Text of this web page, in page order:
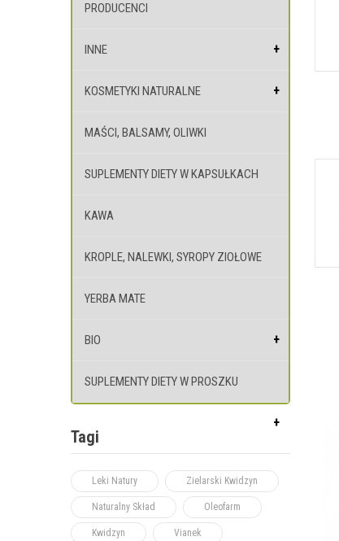
PRODUCENCI
INNE
KOSMETYKI NATURALNE
MAŚCI, BALSAMY, OLIWKI
SUPLEMENTY DIETY W KAPSUŁKACH
KAWA
KROPLE, NALEWKI, SYROPY ZIOŁOWE
YERBA MATE
BIO
SUPLEMENTY DIETY W PROSZKU
Tagi
Leki Natury Zielarski Kwidzyn
Naturalny Skład Oleofarm
Kwidzyn Vianek